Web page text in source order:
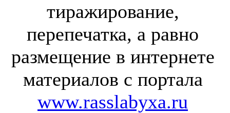
тиражирование,
перепечатка, а равно
размещение в интернете
материалов с портала
www.rasslabyxa.ru